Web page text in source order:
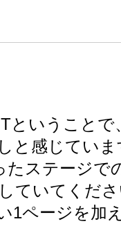
ということ
と感じていま
たステージで
ていてくだ
1ページを加